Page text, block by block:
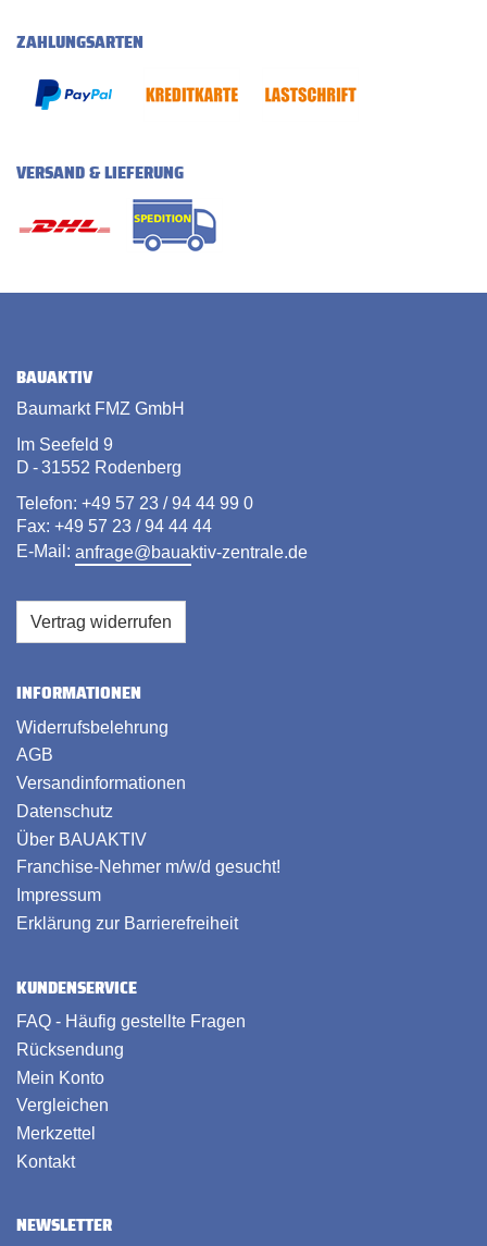
ZAHLUNGSARTEN
VERSAND & LIEFERUNG
BAUAKTIV
Baumarkt FMZ GmbH
Im Seefeld 9
D - 31552 Rodenberg
Telefon: +49 57 23 / 94 44 99 0
Fax: +49 57 23 / 94 44 44
E-Mail: anfrage@bauaktiv-zentrale.de
Vertrag widerrufen
INFORMATIONEN
Widerrufsbelehrung
AGB
Versandinformationen
Datenschutz
Über BAUAKTIV
Franchise-Nehmer m/w/d gesucht!
Impressum
Erklärung zur Barrierefreiheit
KUNDENSERVICE
FAQ - Häufig gestellte Fragen
Rücksendung
Mein Konto
Vergleichen
Merkzettel
Kontakt
NEWSLETTER